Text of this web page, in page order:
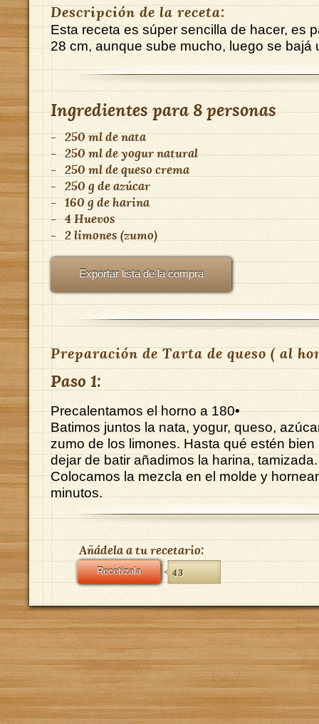
Descripción de la receta:
Esta receta es súper sencilla de hacer, es
28 cm, aunque sube mucho, luego se bajá
Ingredientes para8 personas
- 250 ml de nata
- 250 ml de yogur natural
- 250 ml de queso crema
- 250 g de azúcar
- 160 g de harina
- 4 Huevos
- 2 limones (zumo)
Exportar lista de la compra
Preparación de Tarta de queso ( al
Paso 1:
Precalentamos el horno a 180•
Batimos juntos la nata, yogur, queso,
zumo de los limones. Hasta qué estén
dejar de batir añadimos la harina, tamizada.
Colocamos la mezcla en el molde y
minutos.
Añádela a tu recetario:
Recetízala 43